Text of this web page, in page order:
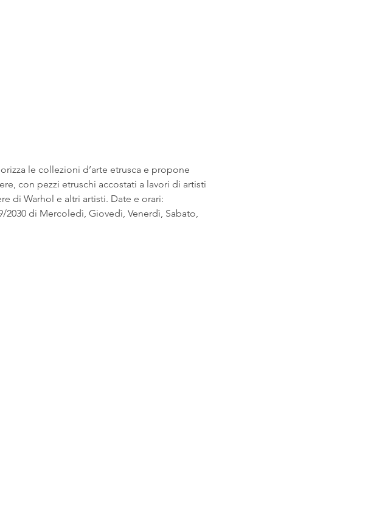
le collezioni d’arte etrusca e propone
con pezzi etruschi accostati a lavori di artisti
di Warhol e altri artisti. Date e orari:
2030 di Mercoledì, Giovedì, Venerdì, Sabato,